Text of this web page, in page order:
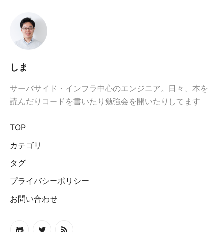
しま
サーバサイド・インフラ中心のエンジニア。日々、本を
読んだりコードを書いたり勉強会を開いたりしてます
TOP
カテゴリ
タグ
プライバシーポリシー
お問い合わせ